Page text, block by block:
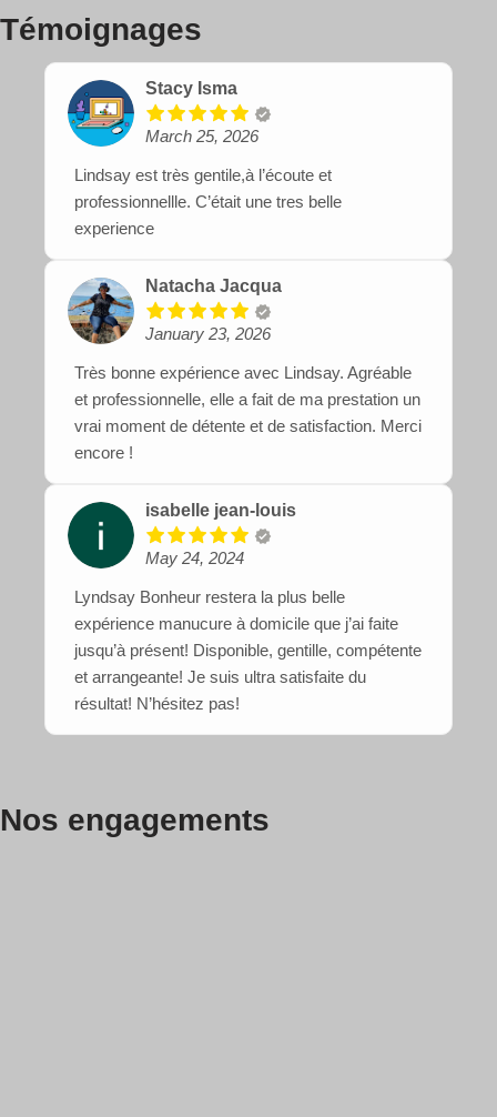
Témoignages
Stacy Isma
March 25, 2026
Lindsay est très gentile,à l’écoute et
professionnellle. C’était une tres belle
experience
Natacha Jacqua
January 23, 2026
Très bonne expérience avec Lindsay. Agréable
et professionnelle, elle a fait de ma prestation un
vrai moment de détente et de satisfaction. Merci
encore !
isabelle jean-louis
May 24, 2024
Lyndsay Bonheur restera la plus belle
expérience manucure à domicile que j’ai faite
jusqu’à présent! Disponible, gentille, compétente
et arrangeante! Je suis ultra satisfaite du
résultat! N’hésitez pas!
Nos engagements